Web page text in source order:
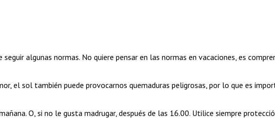
algunas normas. No quiere pensar en las normas en vacaciones, es
el sol también puede provocarnos quemaduras peligrosas, por lo que es
O, si no le gusta madrugar, después de las 16.00. Utilice siempre